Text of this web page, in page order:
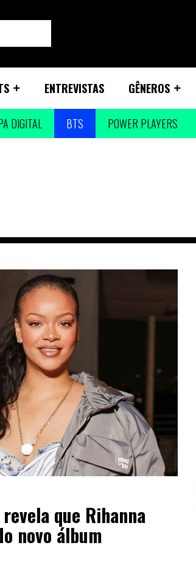
ENTREVISTAS GÊNEROS
DIGITAL BTS POWER PLAYERS
que Rihanna
novo álbum